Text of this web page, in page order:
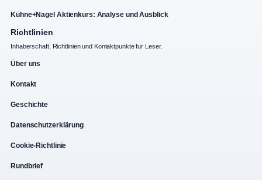
Kühne+Nagel Aktienkurs: Analyse und Ausblick
Richtlinien
Inhaberschaft, Richtlinien und Kontaktpunkte fur Leser.
Über uns
Kontakt
Geschichte
Datenschutzerklärung
Cookie-Richtlinie
Rundbrief